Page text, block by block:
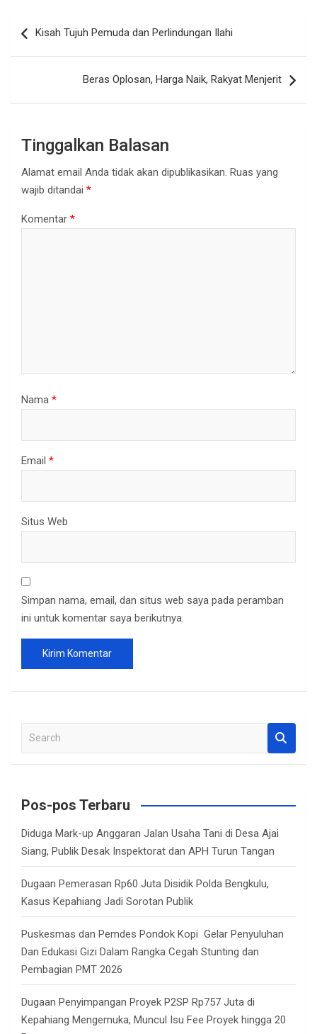
posKisah Tujuh Pemuda dan Perlindungan Ilahi
Beras Oplosan, Harga Naik, Rakyat Menjerit
Tinggalkan Balasan
Alamat email Anda tidak akan dipublikasikan. Ruas yang
wajib ditandai *
Komentar *
Nama *
Email *
Situs Web
Simpan nama, email, dan situs web saya pada peramban
ini untuk komentar saya berikutnya.
a
c
Pos-pos Terbaru
Diduga Mark-up Anggaran Jalan Usaha Tani di Desa Ajai
Siang, Publik Desak Inspektorat dan APH Turun Tangan
Dugaan Pemerasan Rp60 Juta Disidik Polda Bengkulu,
Kasus Kepahiang Jadi Sorotan Publik
Puskesmas dan Pemdes Pondok Kopi Gelar Penyuluhan
Dan Edukasi Gizi Dalam Rangka Cegah Stunting dan
Pembagian PMT 2026
Dugaan Penyimpangan Proyek P2SP Rp757 Juta di
Kepahiang Mengemuka, Muncul Isu Fee Proyek hingga 20